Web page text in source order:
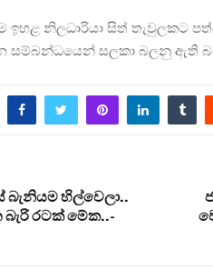
නිලධාරියා සිත් තැවුලකට
සම්බන්ධයෙන් සලකා බලනු ඇති
බැනියම හිල්වෙලා..
රටක් මේක..-